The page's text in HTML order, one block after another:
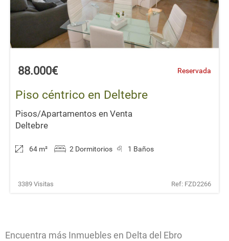
88.000€ Reservada
Piso céntrico en Deltebre
Pisos/Apartamentos en Venta
Deltebre
64 m² 2 Dormitorios 1 Baños
3389 Visitas Ref: FZD2266
Encuentra más Inmuebles en Delta del Ebro